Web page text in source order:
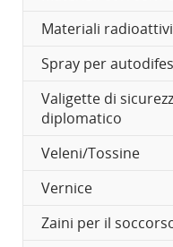
Materiali radioattivi
Spray per
Valigette di
diplomatico
Veleni/Tossine
Vernice
Zaini per il